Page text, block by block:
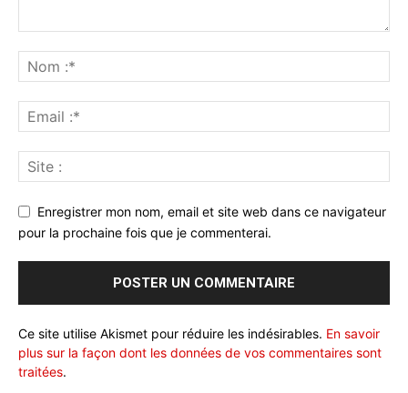
Enregistrer mon nom, email et site web dans ce navigateur
pour la prochaine fois que je commenterai.
Ce site utilise Akismet pour réduire les indésirables. En savoir
plus sur la façon dont les données de vos commentaires sont
traitées.